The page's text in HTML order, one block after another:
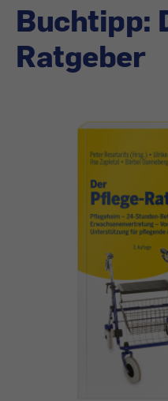
Buchtipp:
Ratgeber